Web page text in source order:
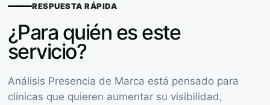
RESPUESTA RÁPIDA
¿Para quién es este
servicio?
Análisis Presencia de Marca está pensado para
clínicas que quieren aumentar su visibilidad,